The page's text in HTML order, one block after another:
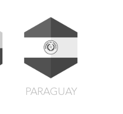
PARAGUAY